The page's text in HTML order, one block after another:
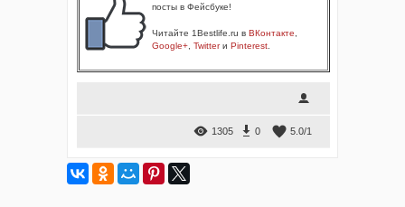
посты в Фейсбуке!
Читайте 1Bestlife.ru в ВКонтакте
Google+ Twitterи Pinterest
1305 0 5.0/1